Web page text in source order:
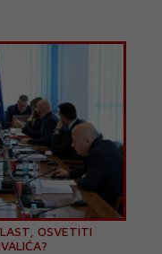
OSVETITI